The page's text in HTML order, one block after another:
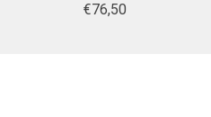
€76,50